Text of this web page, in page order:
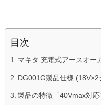
目次
マキタ 充電式アースオー
DG001G製品仕様
製品の特徴「40Vmax対応